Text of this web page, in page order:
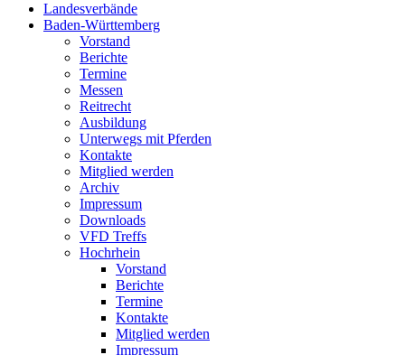
Landesverbände
Baden-Württemberg
Vorstand
Berichte
Termine
Messen
Reitrecht
Ausbildung
Unterwegs mit Pferden
Kontakte
Mitglied werden
Archiv
Impressum
Downloads
VFD Treffs
Hochrhein
Vorstand
Berichte
Termine
Kontakte
Mitglied werden
Impressum